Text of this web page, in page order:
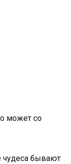
может со
чудеса бывают